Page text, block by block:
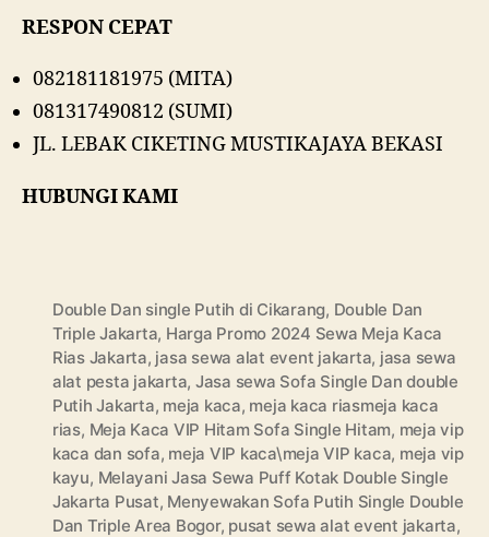
RESPON CEPAT
082181181975 (MITA)
081317490812 (SUMI)
JL. LEBAK CIKETING MUSTIKAJAYA BEKASI
HUBUNGI KAMI
Double Dan single Putih di Cikarang, Double Dan
Triple Jakarta, Harga Promo 2024 Sewa Meja Kaca
Rias Jakarta, jasa sewa alat event jakarta, jasa sewa
alat pesta jakarta, Jasa sewa Sofa Single Dan double
Putih Jakarta, meja kaca, meja kaca riasmeja kaca
rias, Meja Kaca VIP Hitam Sofa Single Hitam, meja vip
kaca dan sofa, meja VIP kaca\meja VIP kaca, meja vip
kayu, Melayani Jasa Sewa Puff Kotak Double Single
Jakarta Pusat, Menyewakan Sofa Putih Single Double
Dan Triple Area Bogor, pusat sewa alat event jakarta,